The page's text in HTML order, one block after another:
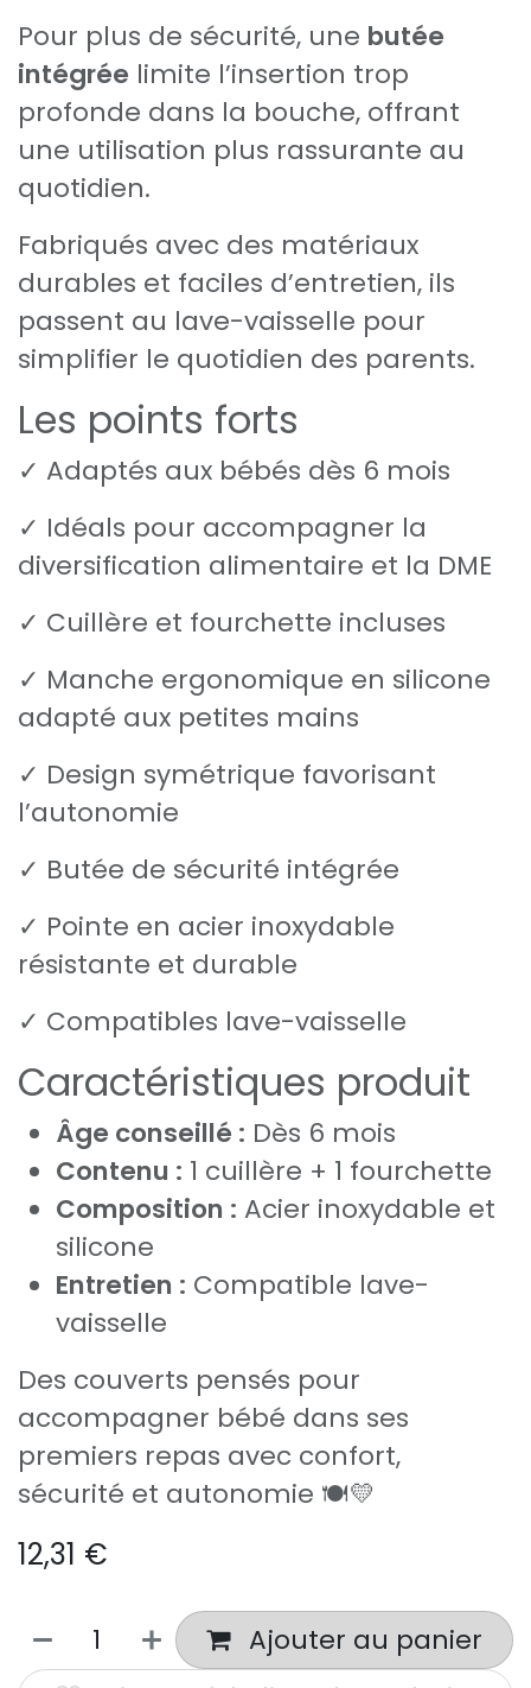
Pour plus de sécurité, une butée
intégrée limite l’insertion trop
profonde dans la bouche, offrant
une utilisation plus rassurante au
quotidien.
Fabriqués avec des matériaux
durables et faciles d’entretien, ils
passent au lave-vaisselle pour
simplifier le quotidien des parents.
Les points forts
✓ Adaptés aux bébés dès 6 mois
✓ Idéals pour accompagner la
diversification alimentaire et la DME
✓ Cuillère et fourchette incluses
✓ Manche ergonomique en silicone
adapté aux petites mains
✓ Design symétrique favorisant
l’autonomie
✓ Butée de sécurité intégrée
✓ Pointe en acier inoxydable
résistante et durable
✓ Compatibles lave-vaisselle
Caractéristiques produit
Âge conseillé : Dès 6 mois
Contenu : 1 cuillère + 1 fourchette
Composition : Acier inoxydable et
silicone
Entretien : Compatible lave-
vaisselle
Des couverts pensés pour
accompagner bébé dans ses
premiers repas avec confort,
sécurité et autonomie 🍽️💛
12,31 €
Ajouter au panier